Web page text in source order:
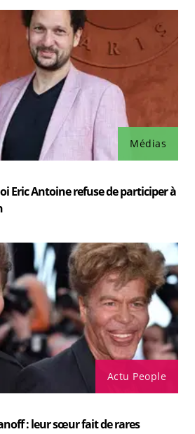
Médias
Eric Antoine refuse de participer à
Actu People
: leur sœur fait de rares